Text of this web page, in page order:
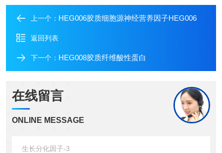
上一个： HEG006胶质细胞源神经营养因子HEG006
返回列表
下一个： HEG008胶质纤维酸性蛋白
在线留言
ONLINE MESSAGE